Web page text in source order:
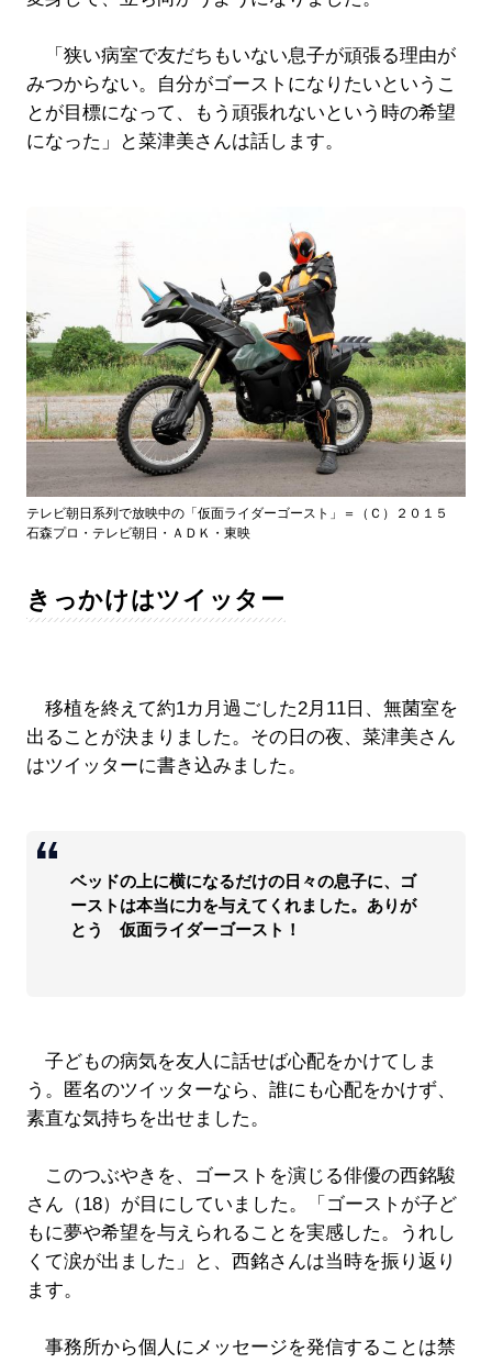
「狭い病室で友だちもいない息子が頑張る理由が
みつからない。自分がゴーストになりたいというこ
とが目標になって、もう頑張れないという時の希望
になった」と菜津美さんは話します。
テレビ朝日系列で放映中の「仮面ライダーゴースト」＝（Ｃ）２０１５
石森プロ・テレビ朝日・ＡＤＫ・東映
きっかけはツイッター
移植を終えて約1カ月過ごした2月11日、無菌室を
出ることが決まりました。その日の夜、菜津美さん
はツイッターに書き込みました。
ベッドの上に横になるだけの日々の息子に、ゴ
ーストは本当に力を与えてくれました。ありが
とう 仮面ライダーゴースト！
子どもの病気を友人に話せば心配をかけてしま
う。匿名のツイッターなら、誰にも心配をかけず、
素直な気持ちを出せました。
このつぶやきを、ゴーストを演じる俳優の西銘駿
さん（18）が目にしていました。「ゴーストが子ど
もに夢や希望を与えられることを実感した。うれし
くて涙が出ました」と、西銘さんは当時を振り返り
ます。
事務所から個人にメッセージを発信することは禁